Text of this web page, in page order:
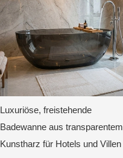
Luxuriöse, freistehende
Badewanne aus transparentem
Kunstharz für Hotels und Villen